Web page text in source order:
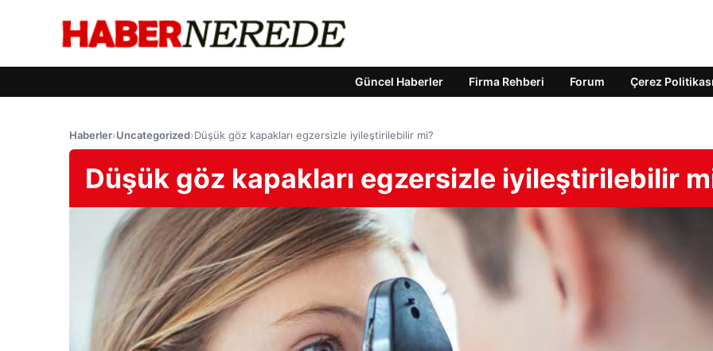
Güncel Haberler Firma Rehberi Forum Çerez Politikası
Haberler›Uncategorized›Düşük göz kapakları egzersizle iyileştirilebilir mi?
Düşük göz kapakları egzersizle iyileştirilebilir